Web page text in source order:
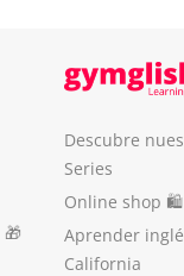
🎁
Descubre
Series
Online shop 🛍
Aprender
California